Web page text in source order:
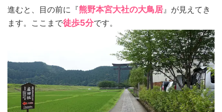
進むと、目の前に『熊野本宮大社の大鳥居』が見えてき
ます。ここまで徒歩5分です。